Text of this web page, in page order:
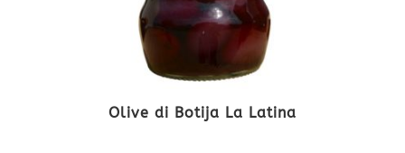
Olive di Botija La Latina